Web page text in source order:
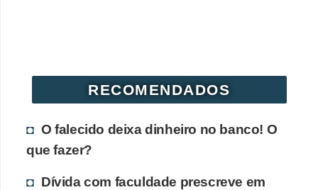
RECOMENDADOS
O falecido deixa dinheiro no banco! O
que fazer?
Dívida com faculdade prescreve em